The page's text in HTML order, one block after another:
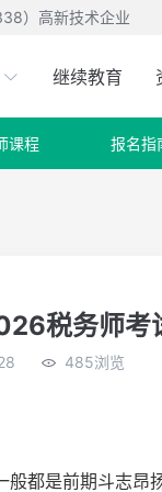
）高新技术企业
继续教育
课程 报名指
税务师考
485浏览
般都是前期斗志昂